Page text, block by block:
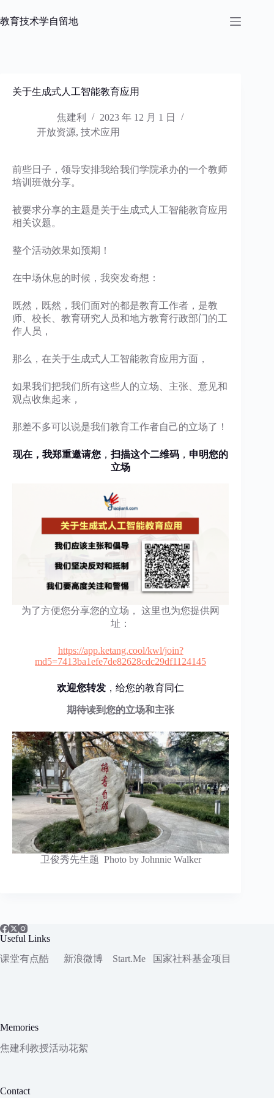
过
教育技术学自留地
关于生成式人工智能教育应用
焦建利
2023 年 12 月 1 日
开放资源, 技术应用
前些日子，领导安排我给我们学院承办的一个教师
培训班做分享。
被要求分享的主题是关于生成式人工智能教育应用
相关议题。
整个活动效果如预期！
在中场休息的时候，我突发奇想：
既然，既然，我们面对的都是教育工作者，是教
师、校长、教育研究人员和地方教育行政部门的工
作人员，
那么，在关于生成式人工智能教育应用方面，
如果我们把我们所有这些人的立场、主张、意见和
观点收集起来，
那差不多可以说是我们教育工作者自己的立场了！
现在，我郑重邀请您 ，扫描这个二维码 ， 申明您的
立场
为了方便您分享您的立场， 这里也为您提供网
址：
https://app.ketang.cool/kwl/join?
md5=7413ba1efe7de82628cdc29df1124145
欢迎您转发 ，给您的教育同仁
期待读到您的立场和主张
卫俊秀先生题 Photo by Johnnie Walker
Useful Links
课堂有点酷
新浪微博 Start.Me 国家社科基金项目
Memories
焦建利教授活动花絮
Contact